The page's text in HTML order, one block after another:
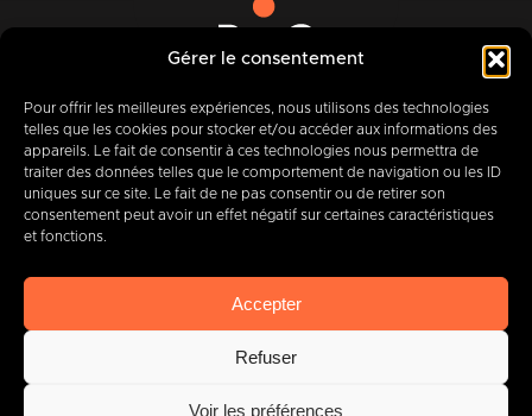
Gérer le consentement
Pour offrir les meilleures expériences, nous utilisons des technologies
telles que les cookies pour stocker et/ou accéder aux informations des
appareils. Le fait de consentir à ces technologies nous permettra de
traiter des données telles que le comportement de navigation ou les ID
uniques sur ce site. Le fait de ne pas consentir ou de retirer son
consentement peut avoir un effet négatif sur certaines caractéristiques
et fonctions.
Accepter
Refuser
Voir les préférences
7000 BERGEN
+32 (0) 65 39 95 70
info@imbc.be